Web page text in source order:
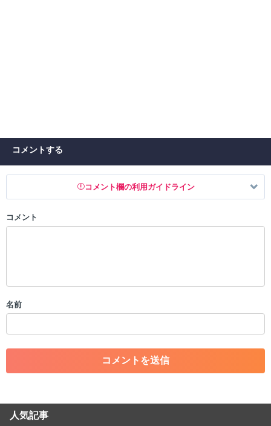
コメントする
コメント欄の利用ガイドライン
以下の書き込みを禁止とし、場合によってはコメント削除や書き込み制
・一度削除された投稿を再び投稿すること
・アカウントの売買など金銭が絡む内容の投稿
・各ゲームのネタバレを含む内容の投稿
・その他、管理者が不適切と判断した投稿
コメントの削除を申請する
コメント
名前
人気記事